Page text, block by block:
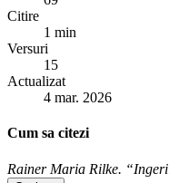
Citire
1 min
Versuri
15
Actualizat
4 mar. 2026
Cum sa citezi
Rainer Maria Rilke.